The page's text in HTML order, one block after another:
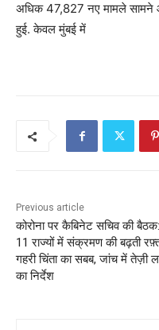
अधिक 47,827 नए मामले सामने
हुई. केवल मुंबई में
Previous article
कोरोना पर कैबिनेट सचिव की बैठक:
11 राज्यों में संक्रमण की बढ़ती
गहरी चिंता का सबब, जांच में तेज़ी
का निर्देश